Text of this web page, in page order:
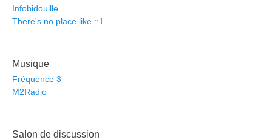
Infobidouille
There's no place like ::1
Musique
Fréquence 3
M2Radio
Salon de discussion